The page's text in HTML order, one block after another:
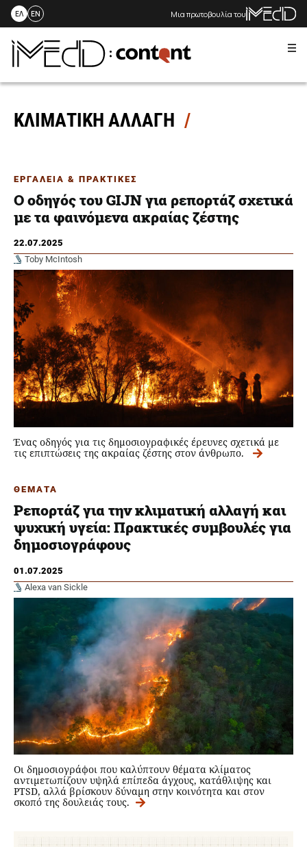
Skip
content
ΕΛ EN Μια πρωτοβουλία του
ΚΛΙΜΑΤΙΚΗ ΑΛΛΑΓΗ
ΕΡΓΑΛΕΙΑ & ΠΡΑΚΤΙΚΕΣ
O οδηγός του GIJN για ρεπορτάζ σχετικά
με τα φαινόμενα ακραίας ζέστης
22.07.2025
Toby McIntosh
Ένας οδηγός για τις δημοσιογραφικές έρευνες σχετικά με
τις επιπτώσεις της ακραίας ζέστης στον άνθρωπο.
ΘΕΜΑΤΑ
Ρεπορτάζ για την κλιματική αλλαγή και
ψυχική υγεία: Πρακτικές συμβουλές για
δημοσιογράφους
01.07.2025
Alexa van Sickle
Οι δημοσιογράφοι που καλύπτουν θέματα κλίματος
αντιμετωπίζουν υψηλά επίπεδα άγχους, κατάθλιψης και
PTSD, αλλά βρίσκουν δύναμη στην κοινότητα και στον
σκοπό της δουλειάς τους.